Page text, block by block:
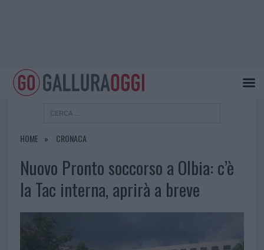
HOME CRONACA
Nuovo Pronto soccorso a Olbia: c’è
la Tac interna, aprirà a breve